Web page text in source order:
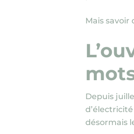
Mais savoir
Depuis
désormais